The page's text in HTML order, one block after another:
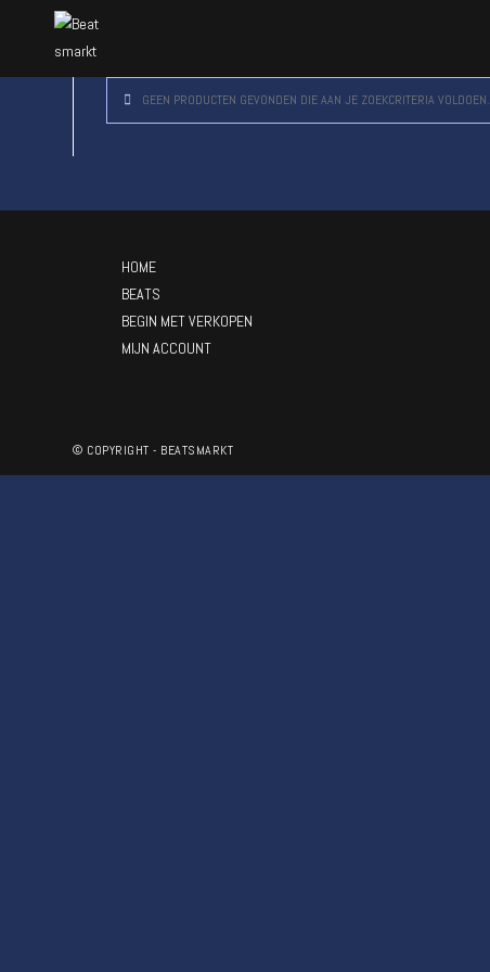
GEEN PRODUCTEN GEVONDEN DIE AAN JE ZOEKCRITERIA VOLDOEN.
HOME
BEATS
BEGIN MET VERKOPEN
MIJN ACCOUNT
© COPYRIGHT - BEATSMARKT